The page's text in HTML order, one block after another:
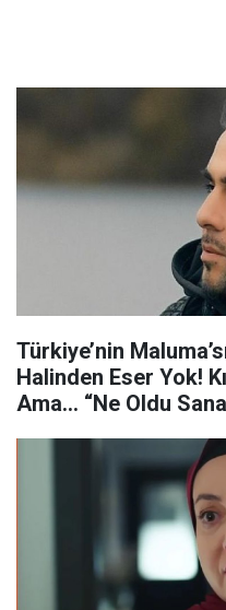
Türkiye’nin
Halinden Eser Yok!
Ama… “Ne Oldu